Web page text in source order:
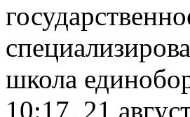
школа
10:17, 21